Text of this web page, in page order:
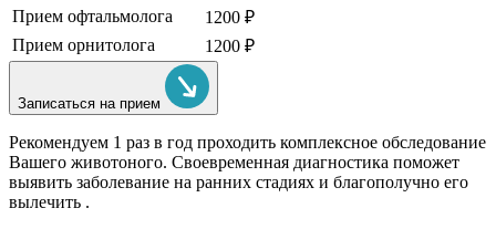
Прием офтальмолога
1200 ₽
Прием орнитолога
1200 ₽
Записаться на прием
Рекомендуем 1 раз в год проходить комплексное обследование
Вашего животоного. Своевременная диагностика поможет
выявить заболевание на ранних стадиях и благополучно его
вылечить .